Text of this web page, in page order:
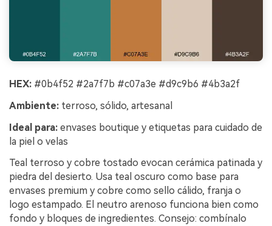
HEX: #0b4f52 #2a7f7b #c07a3e #d9c9b6 #4b3a2f
Ambiente: terroso, sólido, artesanal
Ideal para: envases boutique y etiquetas para cuidado de
la piel o velas
Teal terroso y cobre tostado evocan cerámica patinada y
piedra del desierto. Usa teal oscuro como base para
envases premium y cobre como sello cálido, franja o
logo estampado. El neutro arenoso funciona bien como
fondo y bloques de ingredientes. Consejo: combínalo